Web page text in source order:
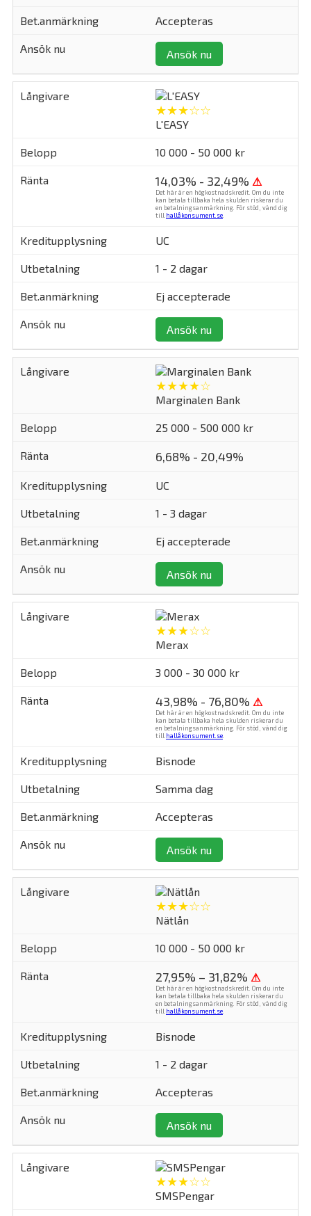
Accepteras
Ansök nu
★★★☆☆
L'EASY
10 000 - 50 000 kr
14,03% - 32,49% ⚠
Det här är en högkostnadskredit. Om du inte
kan betala tillbaka hela skulden riskerar du
en betalningsanmärkning. För stöd, vänd dig
till hallåkonsument.se
UC
1 - 2 dagar
Ej accepterade
Ansök nu
★★★★☆
Marginalen Bank
25 000 - 500 000 kr
6,68% - 20,49%
UC
1 - 3 dagar
Ej accepterade
Ansök nu
★★★☆☆
Merax
3 000 - 30 000 kr
43,98% - 76,80% ⚠
Det här är en högkostnadskredit. Om du inte
kan betala tillbaka hela skulden riskerar du
en betalningsanmärkning. För stöd, vänd dig
till hallåkonsument.se
Bisnode
Samma dag
Accepteras
Ansök nu
★★★☆☆
Nätlån
10 000 - 50 000 kr
27,95% – 31,82% ⚠
Det här är en högkostnadskredit. Om du inte
kan betala tillbaka hela skulden riskerar du
en betalningsanmärkning. För stöd, vänd dig
till hallåkonsument.se
Bisnode
1 - 2 dagar
Accepteras
Ansök nu
★★★☆☆
SMSPengar